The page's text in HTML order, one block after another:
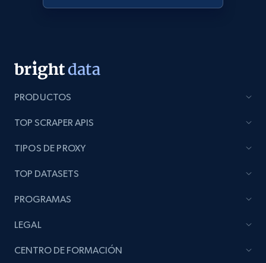
URL, Title, Rating, Reviews, Initial price, Final
price, Currency, Stock, and more.
keyword
URL, Title, Rating, Reviews, Initial price, Final
160+
PRODUCTOS
TOP SCRAPER APIS
TIPOS DE PROXY
TOP DATASETS
PROGRAMAS
LEGAL
CENTRO DE FORMACIÓN